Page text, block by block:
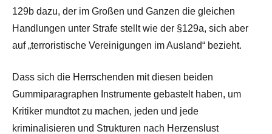
129b dazu, der im Großen und Ganzen die gleichen
Handlungen unter Strafe stellt wie der §129a, sich aber
auf „terroristische Vereinigungen im Ausland“ bezieht.
Dass sich die Herrschenden mit diesen beiden
Gummiparagraphen Instrumente gebastelt haben, um
Kritiker mundtot zu machen, jeden und jede
kriminalisieren und Strukturen nach Herzenslust